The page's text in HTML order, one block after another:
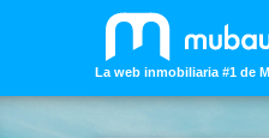
La web inmobiliaria #1 de